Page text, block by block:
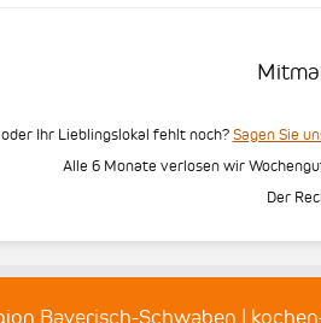
Ihr Lieblingslokal fehlt noch? Sagen Sie
Alle 6 Monate verlosen wir
Der
Bayerisch-Schwaben |